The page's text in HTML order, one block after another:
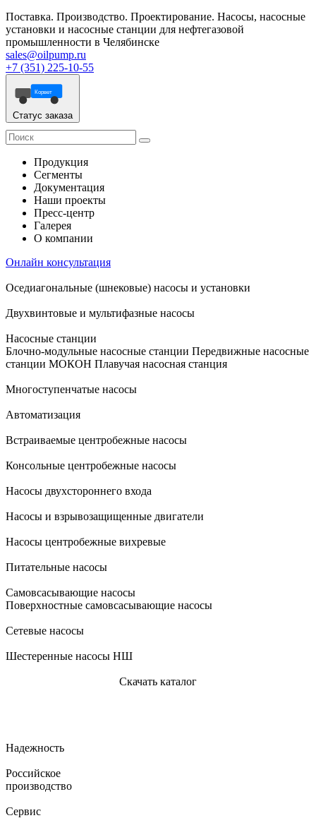
Поставка. Производство. Проектирование. Насосы, насосные
установки и насосные станции для нефтегазовой
промышленности в Челябинске
sales@oilpump.ru
+7 (351) 225-10-55
Корвет
Статус заказа
Продукция
Сегменты
Документация
Наши проекты
Пресс-центр
Галерея
О компании
Онлайн консультация
Оседиагональные (шнековые) насосы и установки
Двухвинтовые и мультифазные насосы
Насосные станции
Блочно-модульные насосные станции Передвижные насосные
станции МОКОН Плавучая насосная станция
Многоступенчатые насосы
Автоматизация
Встраиваемые центробежные насосы
Консольные центробежные насосы
Насосы двухстороннего входа
Насосы и взрывозащищенные двигатели
Насосы центробежные вихревые
Питательные насосы
Самовсасывающие насосы
Поверхностные самовсасывающие насосы
Сетевые насосы
Шестеренные насосы НШ
Скачать каталог
Надежность
Российское
производство
Сервис